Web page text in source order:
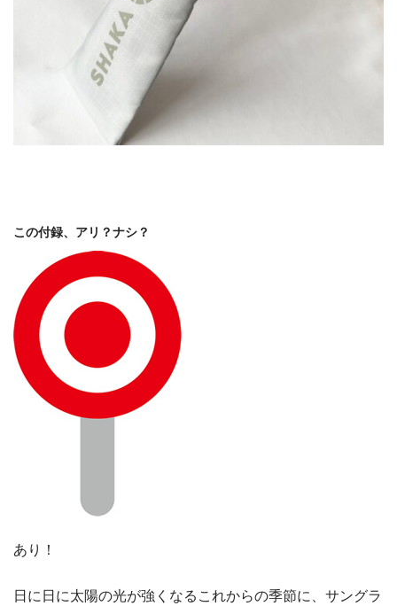
この付録、アリ？ナシ？
あり！
日に日に太陽の光が強くなるこれからの季節に、サングラ